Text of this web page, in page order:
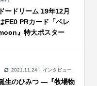
ードリーム 19年12月
FE0 PRカード「ベレ
』特大ポスター
2021.11.24 インタビュー
生のひみつ ―『牧場物